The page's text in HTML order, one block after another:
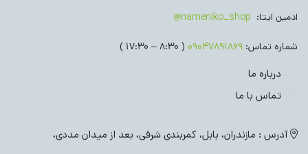
ادمین ایتا: nameniko_shop@
شماره تماس: 09047891869
( 8:30 – 17:30 )
درباره ما
تماس با ما
آدرس : مازندران، بابل، کمربندی شرقی، بعد از میدان مددی،